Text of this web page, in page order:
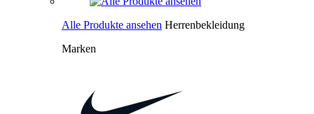
Alle Produkte ansehen Herrenbekleidung
Marken